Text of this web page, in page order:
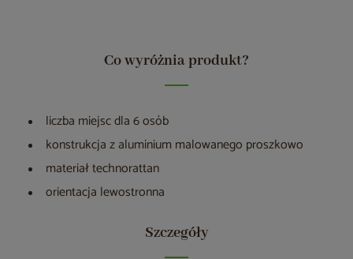
Co wyróżnia produkt?
liczba miejsc dla 6 osób
konstrukcja z aluminium malowanego proszkowo
materiał technorattan
orientacja lewostronna
Szczegóły